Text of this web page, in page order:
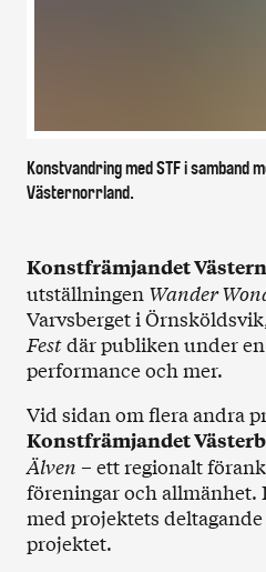
Konstvandring med STF i samband
Västernorrland.
Konstfrämjandet
utställningen Wander
Varvsberget i
Festdär publiken under
performance och mer.
Vid sidan om flera andra
Konstfrämjandet
Älven – ett regionalt
föreningar och allmänhet.
med projektets
projektet.